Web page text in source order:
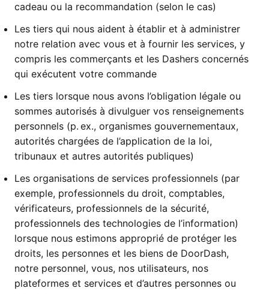
cadeau ou la recommandation (selon le cas)
Les tiers qui nous aident à établir et à administrer
notre relation avec vous et à fournir les services, y
compris les commerçants et les Dashers concernés
qui exécutent votre commande
Les tiers lorsque nous avons l’obligation légale ou
sommes autorisés à divulguer vos renseignements
personnels (p. ex., organismes gouvernementaux,
autorités chargées de l’application de la loi,
tribunaux et autres autorités publiques)
Les organisations de services professionnels (par
exemple, professionnels du droit, comptables,
vérificateurs, professionnels de la sécurité,
professionnels des technologies de l’information)
lorsque nous estimons approprié de protéger les
droits, les personnes et les biens de DoorDash,
notre personnel, vous, nos utilisateurs, nos
plateformes et services et d’autres personnes ou